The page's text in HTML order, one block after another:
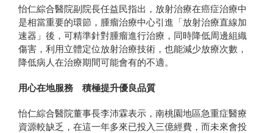
怡仁綜合醫院副院長任益民指出，放射治療在癌症治療中
是相當重要的環節，腫瘤治療中心引進「放射治療直線加
速器」後，可精準針對腫瘤進行治療，同時降低周邊組織
傷害，利用立體定位放射治療技術，也能減少放療次數，
降低病人在治療期間可能會有的不適。
用心在地服務 積極提升優良品質
怡仁綜合醫院董事長李沛霖表示，南桃園地區急重症醫療
資源較缺乏，在這一年多來已投入三億經費，而未來會投